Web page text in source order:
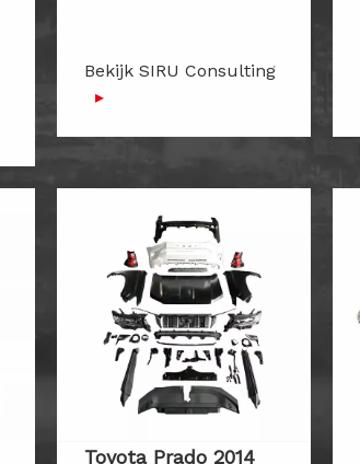
Bekijk SIRU Consulting
▸
Toyota Prado 2014